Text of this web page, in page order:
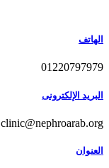
content
الهاتف
01220797979
البريد الإلكترونى
clinic@nephroarab.org
العنوان